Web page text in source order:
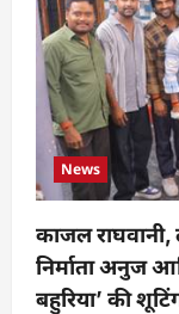
News
काजल राघवानी,
निर्माता अनुज
बहुरिया’ की